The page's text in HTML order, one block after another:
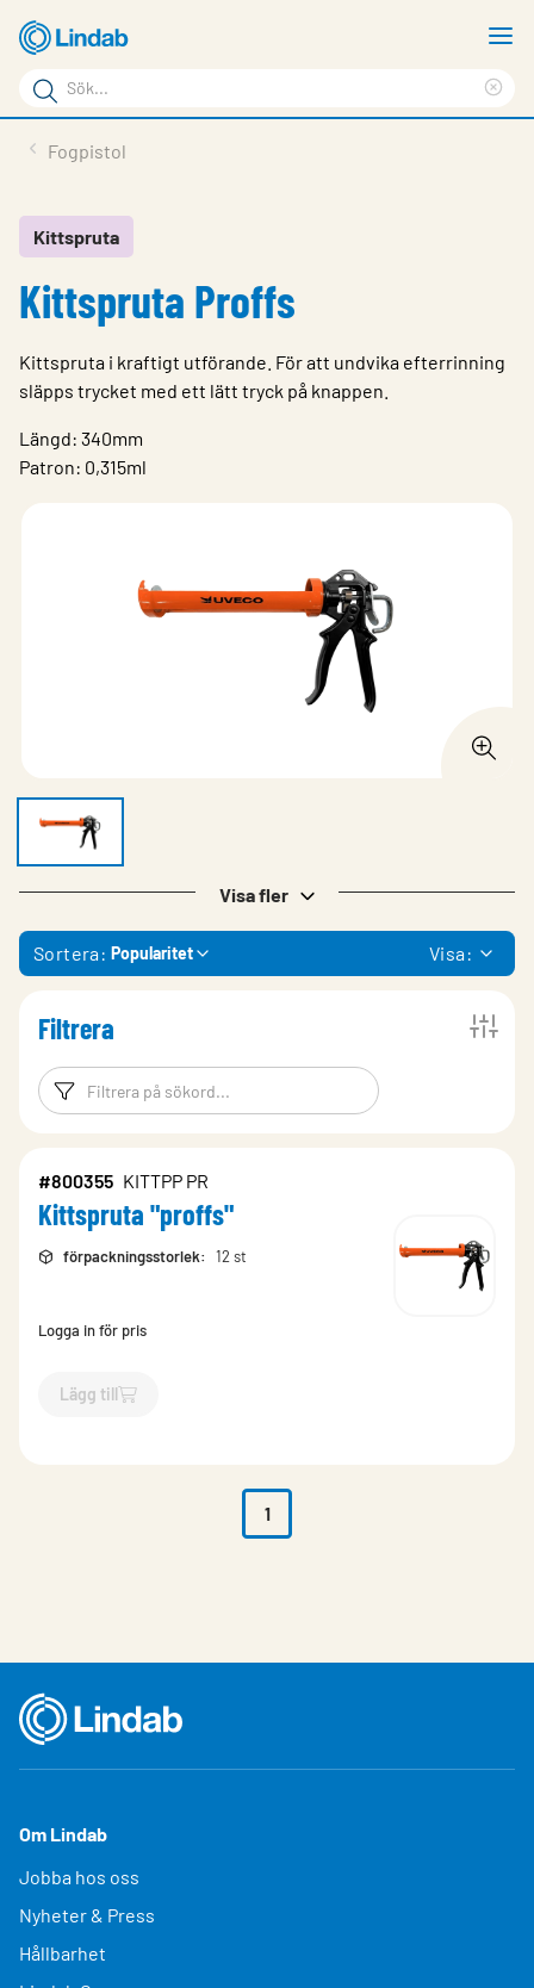
Hoppa
till
huvudinnehållet
Sökord
Sök
på
Service & Support
Hållbarhet
Kontakt
Logga in
Fogpistol
Kittspruta
Kittspruta Proffs
Kittspruta i kraftigt utförande. För att undvika efterrinning
släpps trycket med ett lätt tryck på knappen.
Längd: 340mm
Patron: 0,315ml
Visa fler
Sortera: Popularitet Visa:
Filtrera
Filtreringsord Filtrera
#800355 KITTPP PR
Kittspruta "proffs"
förpackningsstorlek: 12 st
Logga in för pris
Lägg till
`$Lägg till
1
Om Lindab
Jobba hos oss
Nyheter & Press
Hållbarhet